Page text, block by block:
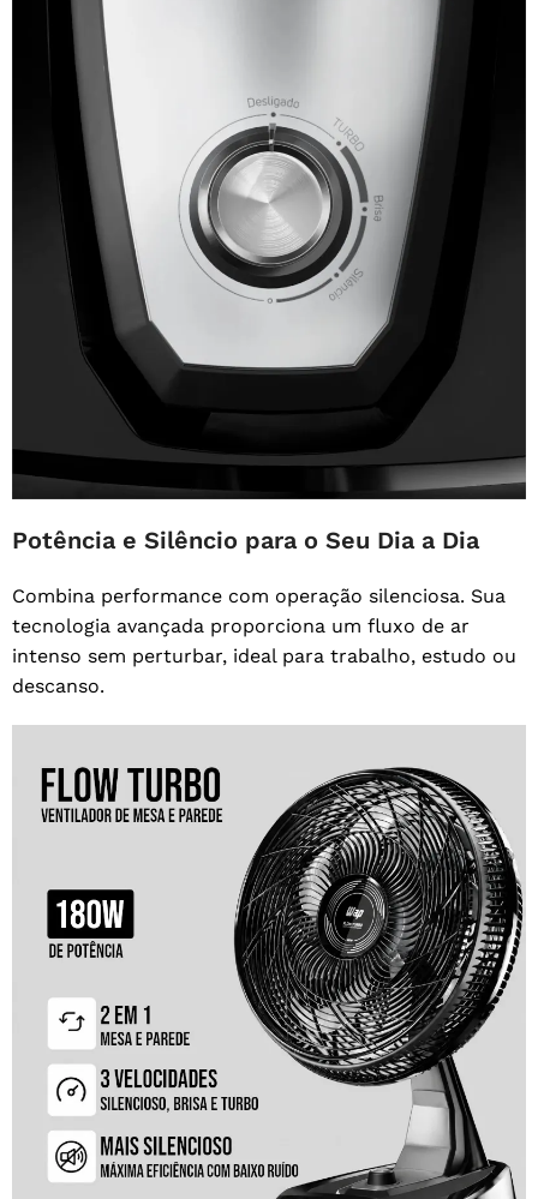
Potência e Silêncio para o Seu Dia a Dia
Combina performance com operação silenciosa. Sua
tecnologia avançada proporciona um fluxo de ar
intenso sem perturbar, ideal para trabalho, estudo ou
descanso.